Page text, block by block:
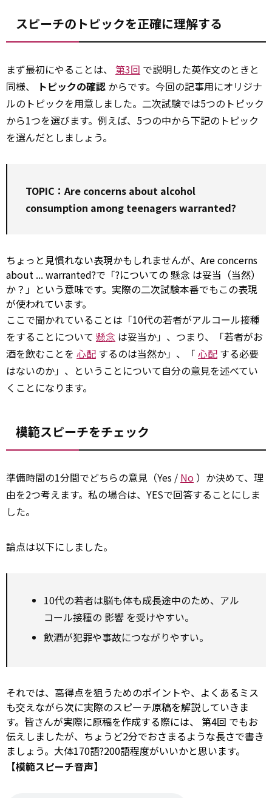
スピーチのトピックを正確に理解する
まず最初にやることは、 第3回 で説明した英作文のときと
同様、
トピックの確認 からです。今回の記事用にオリジナ
ルのトピックを用意しました。二次試験では5つのトピック
から1つを選びます。例えば、5つの中から下記のトピック
を選んだとしましょう。
TOPIC：Are concerns about alcohol
consumption among teenagers warranted?
ちょっと見慣れない表現かもしれませんが、Are concerns
about ... warranted?で「?についての 懸念 は妥当（当然）
か？」という意味です。実際の二次試験本番でもこの表現
が使われています。
ここで聞かれていることは「10代の若者がアルコール接種
をすることについて 懸念 は妥当か」、つまり、「若者がお
酒を飲むことを 心配 するのは当然か」、「 心配 する必要
はないのか」、ということについて自分の意見を述べてい
くことになります。
模範スピーチをチェック
準備時間の1分間でどちらの意見（Yes / No ）か決めて、理
由を2つ考えます。私の場合は、YESで回答することにしま
した。
論点は以下にしました。
10代の若者は脳も体も成長途中のため、アル
コール接種の 影響 を受けやすい。
飲酒が犯罪や事故につながりやすい。
それでは、高得点を狙うためのポイントや、よくあるミス
も交えながら次に実際のスピーチ原稿を解説していきま
す。皆さんが実際に原稿を作成する際には、 第4回 でもお
伝えしましたが、ちょうど2分でおさまるような長さで書き
ましょう。大体170語?200語程度がいいかと思います。
【模範スピーチ音声】